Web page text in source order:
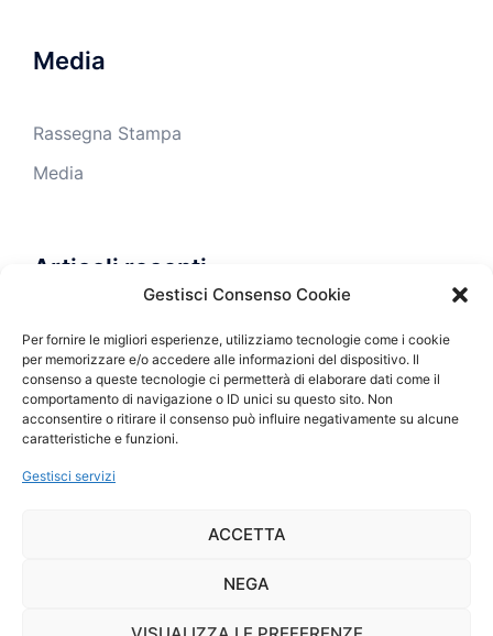
Gestisci Consenso Cookie
Per fornire le migliori esperienze, utilizziamo tecnologie come i cookie
per memorizzare e/o accedere alle informazioni del dispositivo. Il
consenso a queste tecnologie ci permetterà di elaborare dati come il
comportamento di navigazione o ID unici su questo sito. Non
acconsentire o ritirare il consenso può influire negativamente su alcune
caratteristiche e funzioni.
Gestisci servizi
ACCETTA
NEGA
Media
Rassegna Stampa
Media
Articoli recenti
Foto II incontro Arborea ne parla
II incontro 20 gennaio 2018
I incontro 7 dicembre 2017